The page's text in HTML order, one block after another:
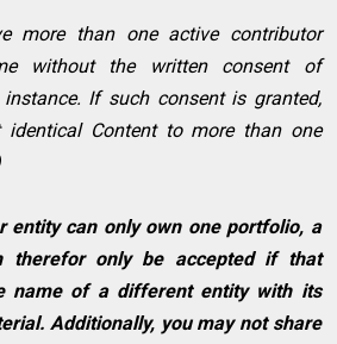
more than one active contributor
without the written consent of
If such consent is granted,
Content to more than one
entity can only own one portfolio, a
therefor only be accepted if that
name of a different entity with its
Additionally, you may not share